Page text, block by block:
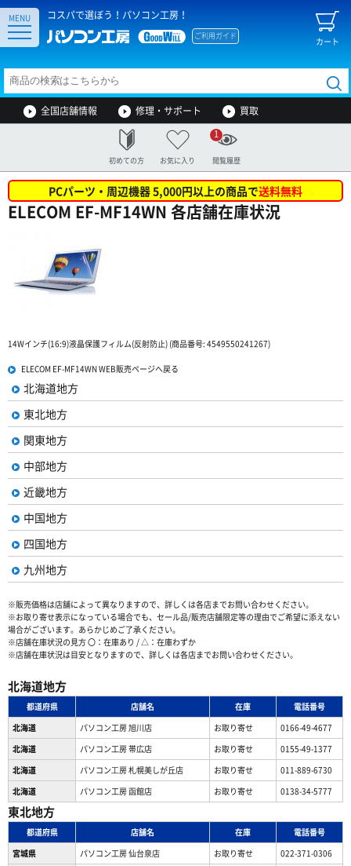
コスパで選ぼう！パソコン工房！
カート
ご利用ガイド
MENU
全国店舗情報 修理・サポート 買取
初めての方 お気に入り 閲覧履歴
1
PCパーツ・周辺機器 5,000円以上の商品で送料無料
ELECOM EF-MF14WN 各店舗在庫状況
14Wインチ(16:9)液晶保護フィルム(反射防止) (商品番号: 4549550241267)
ELECOM EF-MF14WN WEB販売ページへ戻る
北海道地方
東北地方
関東地方
中部地方
近畿地方
中国地方
四国地方
九州地方
※販売価格は店舗によって異なりますので、詳しくは各店までお問い合わせください。
※お取り寄せ表示になっている場合でも、セール品/販売店舗限定等の理由でご希望に添えない
場合がございます。あらかじめご了承ください。
※店舗在庫状況の見方 〇：在庫あり / △：在庫わずか
※店舗在庫状況は目安となりますので、詳しくは各店までお問い合わせください。
北海道地方
都道府県 店舗名 在庫
電話番号
北海道
パソコン工房 旭川店 お取り寄せ
0166-49-4677
北海道
パソコン工房 帯広店 お取り寄せ
0155-49-1377
北海道
パソコン⼯房 札幌美しが丘店 お取り寄せ
011-889-6730
北海道
パソコン工房 函館店 お取り寄せ 0138-34-5777
東北地方
都道府県 店舗名 在庫
電話番号
宮城県
パソコン工房 仙台泉店 お取り寄せ
022-371-0306